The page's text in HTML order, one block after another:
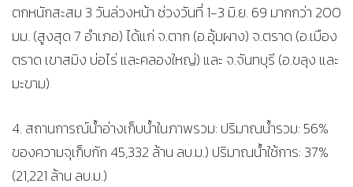
ตกหนักสะสม 3 วันล่วงหน้า ช่วงวันที่ 1-3 มิ.ย. 69 มากกว่า 200
มม. (สูงสุด 7 อำเภอ) ได้แก่ จ.ตาก (อ.อุ้มผาง) จ.ตราด (อ.เมือง
ตราด เขาสมิง บ่อไร่ และคลองใหญ่) และ จ.จันทบุรี (อ.ขลุง และ
มะขาม)
4. สถานการณ์น้ำอ่างเก็บน้ำในภาพรวม: ปริมาณน้ำรวม: 56%
ของความจุเก็บกัก 45,332 ล้าน ลบ.ม.) ปริมาณน้ำใช้การ: 37%
(21,221 ล้าน ลบ.ม.)